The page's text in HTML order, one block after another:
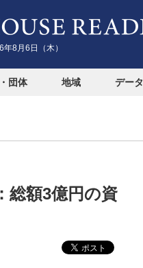
年8月6日（木）
団体 地域 データ
総額3億円の資